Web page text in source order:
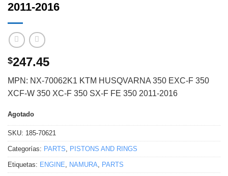
2011-2016
$247.45
MPN: NX-70062K1 KTM HUSQVARNA 350 EXC-F 350
XCF-W 350 XC-F 350 SX-F FE 350 2011-2016
Agotado
SKU: 185-70621
Categorías: PARTS, PISTONS AND RINGS
Etiquetas: ENGINE, NAMURA, PARTS